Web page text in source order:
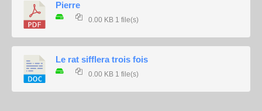
Pierre
0.00 KB 1 file(s)
Le rat sifflera trois fois
0.00 KB 1 file(s)